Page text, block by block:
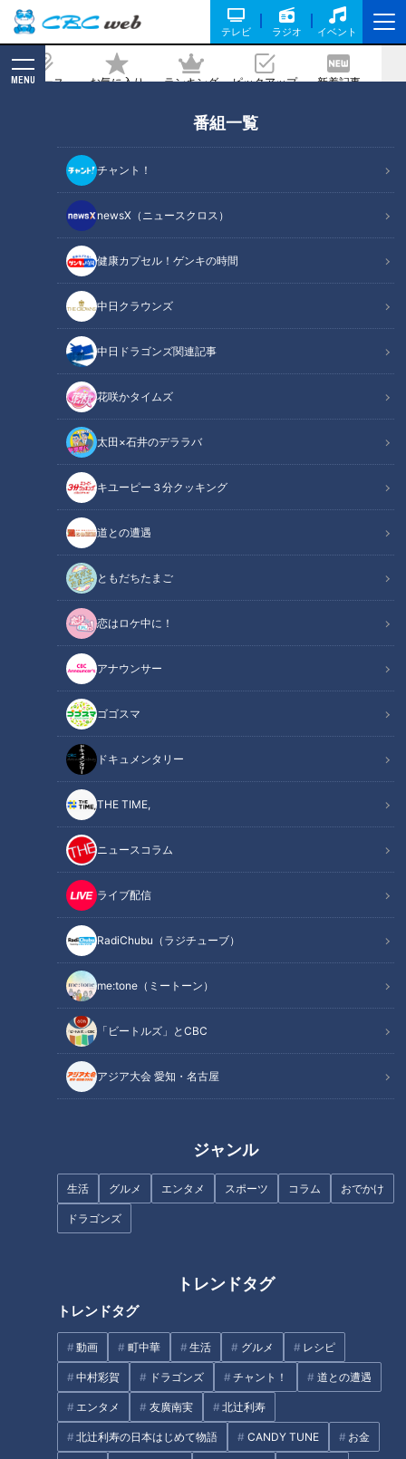
テレビ ラジオ イベント
ニュース お気に入り ランキング ピックアップ 新着記事
MENU
番組一覧
チャント！
newsX（ニュースクロス）
健康カプセル！ゲンキの時間
中日クラウンズ
中日ドラゴンズ関連記事
花咲かタイムズ
太田×石井のデララバ
キユーピー３分クッキング
道との遭遇
ともだちたまご
恋はロケ中に！
アナウンサー
ゴゴスマ
ドキュメンタリー
THE TIME,
ニュースコラム
ライブ配信
RadiChubu（ラジチューブ）
me:tone（ミートーン）
「ビートルズ」とCBC
アジア大会 愛知・名古屋
ジャンル
生活 グルメ エンタメ スポーツ コラム おでかけ
ドラゴンズ
トレンドタグ
トレンドタグ
動画 町中華 生活 グルメ レシピ
中村彩賀 ドラゴンズ チャント！ 道との遭遇
エンタメ 友廣南実 北辻利寿
北辻利寿の日本はじめて物語 CANDY TUNE お金
下道で一周！グルメ＆絶景ドライブ⑪
2026/06/05 21:00
道との遭遇
「道との遭遇」動画
軽トラ女子・三田悠貴が松山から下道で四国を一周！各地の絶
景や絶品グルメを食べまくり！！
『歩道・車道バラエティ 道との遭遇』は CBCテレビ 毎週
火曜23:56～
★見逃し配信【TVer】https://tver.jp/series/sr4jyby1u3
★見逃し配信【Locipo】https://locipo.jp/playlist/70415aa2-
c481-4078-813a-360c83668bdb
★三田悠貴 公式X https://x.com/mitachan_y
★呂布カルマ 公式X https://x.com/Yakamashiwa
この記事の画像を見る
この記事を見たあなたへのおすすめ
【四国一周】軽トラ女子三田が
松山から下道で一周！グルメ＆
絶景ドライブ⑱
【四国一周】軽トラ女子三田が
松山から下道で一周！グルメ＆
絶景ドライブ⑭
「すごく弾力がある！」自分で
釣った新鮮な“鳴門鯛”のお造り
【四国一周】軽トラ女子三田が
松山から下道で一周！グルメ＆
絶景ドライブ⑨
【四国一周】軽トラ女子三田が
松山から下道で一周！グルメ＆
絶景ドライブ⑮